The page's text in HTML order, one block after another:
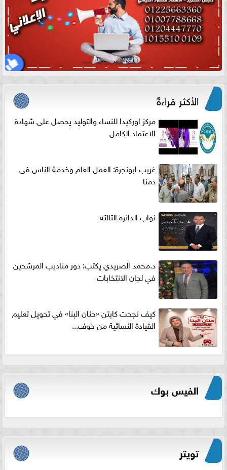
الأكثر قراءةً
مركز اوركيدا للنساء والتوليد يحصل على شهادة
الاعتماد الكامل
غريب ابونجرة: العمل العام وخدمة الناس فى
دمنا
نواب الدائره الثالثه
د.محمد الصريدي يكتب: دور مناديب المرشحين
في لجان الانتخابات
كيف نجحت كابتن «حنان البنا» في تحويل تعليم
القيادة النسائية من خوف...
الفيس بوك
تويتر